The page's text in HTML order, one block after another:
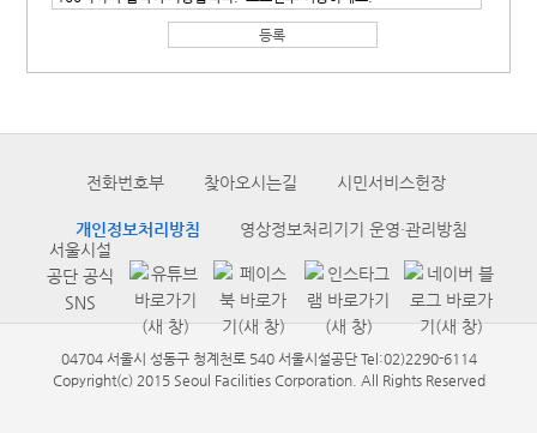
전화번호부 찾아오시는길 시민서비스헌장
개인정보처리방침
영상정보처리기기 운영·관리방침
서울시설
공단 공식
SNS
04704 서울시 성동구 청계천로 540 서울시설공단 Tel:02)2290-6114
Copyright(c) 2015 Seoul Facilities Corporation. All Rights Reserved